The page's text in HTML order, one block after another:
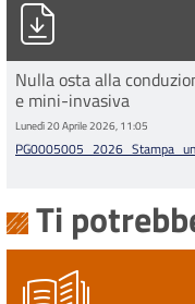
Nulla osta alla
e mini-invasiva
Lunedì 20 Aprile 2026, 11:05
Ti